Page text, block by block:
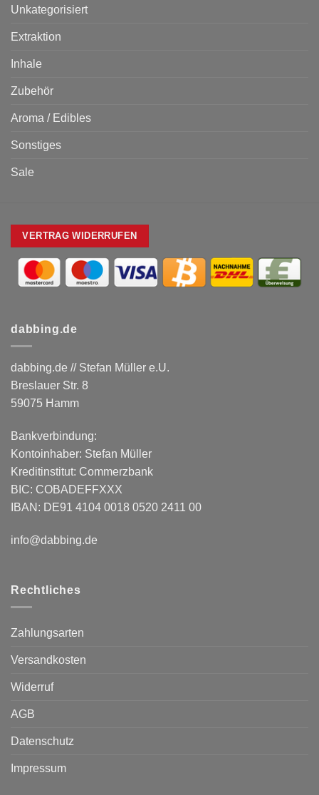
Unkategorisiert
Extraktion
Inhale
Zubehör
Aroma / Edibles
Sonstiges
Sale
VERTRAG WIDERRUFEN
dabbing.de
dabbing.de // Stefan Müller e.U.
Breslauer Str. 8
59075 Hamm
Bankverbindung:
Kontoinhaber: Stefan Müller
Kreditinstitut: Commerzbank
BIC: COBADEFFXXX
IBAN: DE91 4104 0018 0520 2411 00
info@dabbing.de
Rechtliches
Zahlungsarten
Versandkosten
Widerruf
AGB
Datenschutz
Impressum